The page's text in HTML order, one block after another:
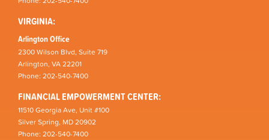
VIRGINIA:
Arlington Office
2300 Wilson Blvd, Suite 719
Arlington, VA 22201
Phone: 202-540-7400
FINANCIAL EMPOWERMENT CENTER:
11510 Georgia Ave, Unit #100
Silver Spring, MD 20902
Phone: 202-540-7400